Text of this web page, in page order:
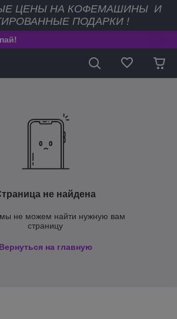
ЦЕНЫ НА КОФЕМАШИНЫ И
ПОДАРКИ !
не найдена
не можем найти нужную вам
страницу
Вернуться на главную